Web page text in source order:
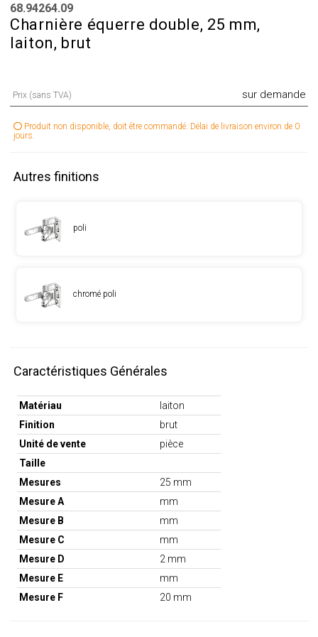
68.94264.09
Charnière équerre double, 25 mm,
laiton, brut
Prix (sans TVA) sur demande
Produit non disponible, doit être commandé. Délai de livraison environ de 0
jours.
Autres finitions
poli
chromé poli
Caractéristiques Générales
Matériau
laiton
Finition
brut
Unité de vente
pièce
Taille
Mesures
25 mm
Mesure A
mm
Mesure B
mm
Mesure C
mm
Mesure D
2 mm
Mesure E
mm
Mesure F
20 mm